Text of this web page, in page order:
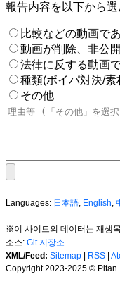
報告内容を以下から選
比較などの動画で
動画が削除、非公
法律に反する動画
種類(ボイパ対決/素
その他
Languages: 日本語, English,
※이 사이트의 데이터는 재생
소스: Git 저장소
XML/Feed: Sitemap RSS
Copyright 2023-2025 © Pitan.